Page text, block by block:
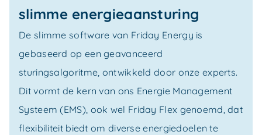
slimme energieaansturing
De slimme software van Friday Energy is
gebaseerd op een geavanceerd
sturingsalgoritme, ontwikkeld door onze experts.
Dit vormt de kern van ons Energie Management
Systeem (EMS), ook wel Friday Flex genoemd, dat
flexibiliteit biedt om diverse energiedoelen te